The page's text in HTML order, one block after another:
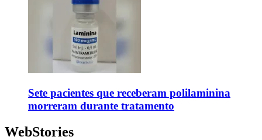
Sete pacientes que receberam polilaminina
morreram durante tratamento
WebStories